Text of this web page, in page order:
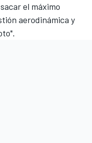
el máximo
aerodinámica y